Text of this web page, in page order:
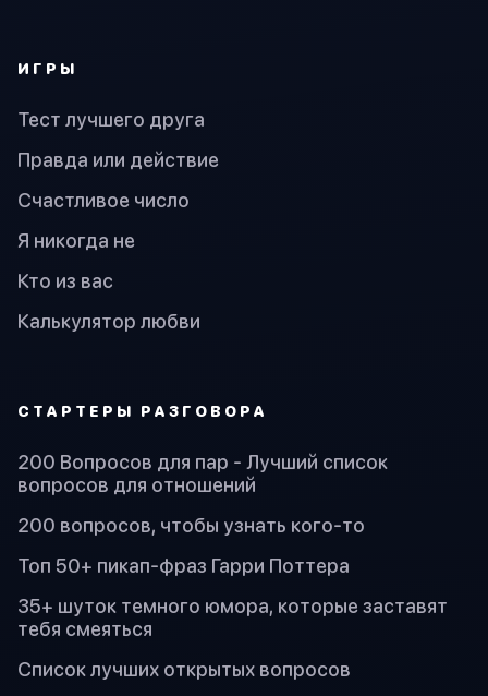
ИГРЫ
Тест лучшего друга
Правда или действие
Счастливое число
Я никогда не
Кто из вас
Калькулятор любви
СТАРТЕРЫ РАЗГОВОРА
200 Вопросов для пар - Лучший список
вопросов для отношений
200 вопросов, чтобы узнать кого-то
Топ 50+ пикап-фраз Гарри Поттера
35+ шуток темного юмора, которые заставят
тебя смеяться
Список лучших открытых вопросов